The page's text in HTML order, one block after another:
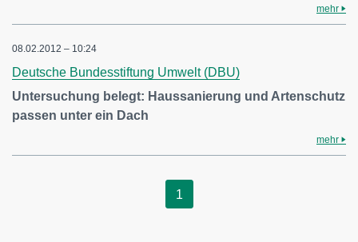
mehr
08.02.2012 – 10:24
Deutsche Bundesstiftung Umwelt (DBU)
Untersuchung belegt: Haussanierung und Artenschutz
passen unter ein Dach
mehr
1